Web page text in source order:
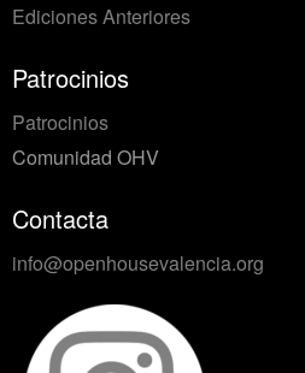
Ediciones Anteriores
Patrocinios
Patrocinios
Comunidad OHV
Contacta
info@openhousevalencia.org